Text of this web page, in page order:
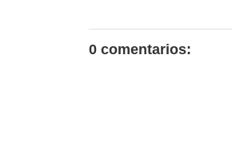
0 comentarios: